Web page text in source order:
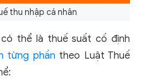
thu nhập cá nhân
thể là thuế suất cố định
từng phần theo Luật Thuế